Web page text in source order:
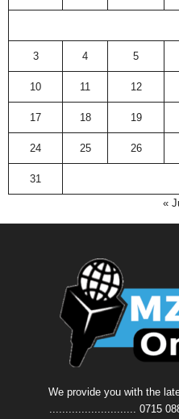
3 4 5
10 11 12
17 18 19
24 25 26
31
«
We provide you with the
........................... 0715